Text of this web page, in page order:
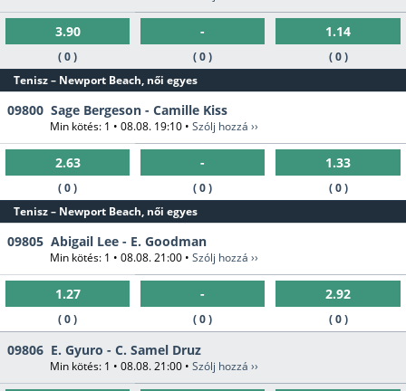
3.90
( 0 )
-
( 0 )
1.14
( 0 )
Tenisz – Newport Beach, női egyes
09800 Sage Bergeson - Camille Kiss
Min kötés: 1 • 08.08. 19:10 • Szólj hozzá ››
2.63
( 0 )
-
( 0 )
1.33
( 0 )
Tenisz – Newport Beach, női egyes
09805 Abigail Lee - E. Goodman
Min kötés: 1 • 08.08. 21:00 • Szólj hozzá ››
1.27
( 0 )
-
( 0 )
2.92
( 0 )
09806 E. Gyuro - C. Samel Druz
Min kötés: 1 • 08.08. 21:00 • Szólj hozzá ››